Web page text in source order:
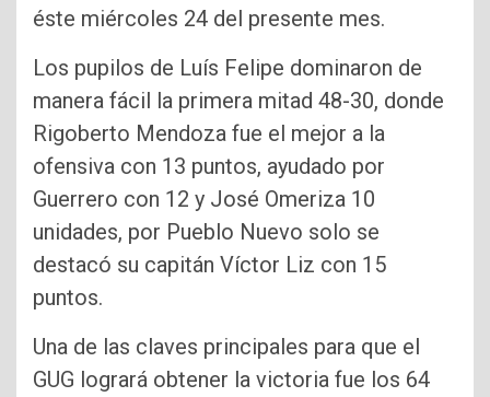
éste miércoles 24 del presente mes.
Los pupilos de Luís Felipe dominaron de
manera fácil la primera mitad 48-30, donde
Rigoberto Mendoza fue el mejor a la
ofensiva con 13 puntos, ayudado por
Guerrero con 12 y José Omeriza 10
unidades, por Pueblo Nuevo solo se
destacó su capitán Víctor Liz con 15
puntos.
Una de las claves principales para que el
GUG logrará obtener la victoria fue los 64